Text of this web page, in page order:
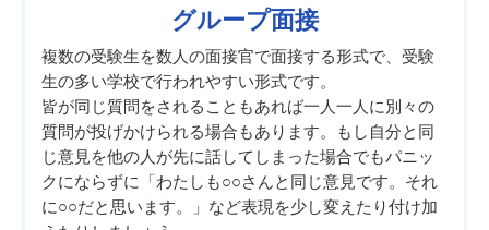
グループ面接
複数の受験生を数人の面接官で面接する形式で、受験
生の多い学校で行われやすい形式です。
皆が同じ質問をされることもあれば一人一人に別々の
質問が投げかけられる場合もあります。もし自分と同
じ意見を他の人が先に話してしまった場合でもパニッ
クにならずに「わたしも○○さんと同じ意見です。それ
に○○だと思います。」など表現を少し変えたり付け加